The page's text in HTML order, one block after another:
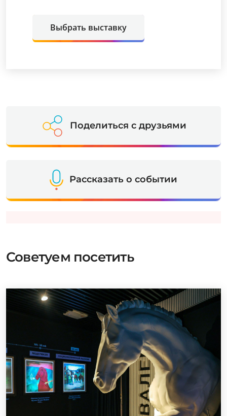
Выбрать выставку
Поделиться с друзьями
Рассказать о событии
Советуем посетить